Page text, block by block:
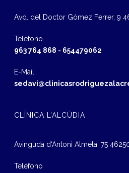
Avd. del Doctor Gómez Ferrer, 9
Teléfono
963 764 868 - 654479062
E-Mail
CLÍNICA L’ALCÚDIA
Avinguda d‘Antoni Almela, 75
Teléfono